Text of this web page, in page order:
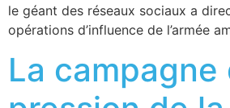
le géant des réseaux sociaux a
opérations d’influence de l’armée
La campagne